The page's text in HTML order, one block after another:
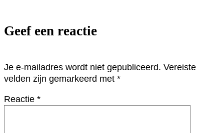
Geef een reactie
Je e-mailadres wordt niet gepubliceerd. Vereiste
velden zijn gemarkeerd met *
Reactie *